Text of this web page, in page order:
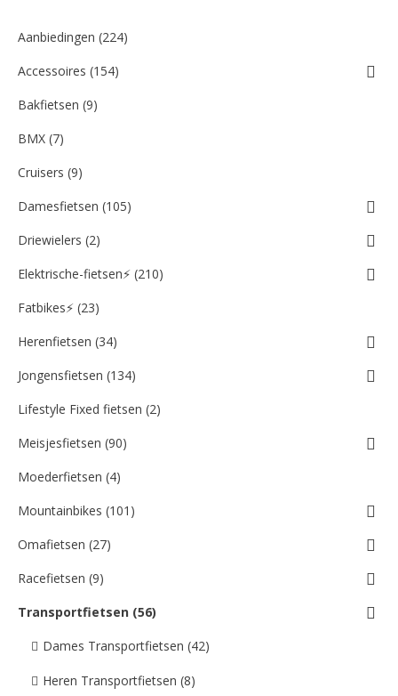
Aanbiedingen (224)
Accessoires (154)
Bakfietsen (9)
BMX (7)
Cruisers (9)
Damesfietsen (105)
Driewielers (2)
Elektrische-fietsen⚡ (210)
Fatbikes⚡ (23)
Herenfietsen (34)
Jongensfietsen (134)
Lifestyle Fixed fietsen (2)
Meisjesfietsen (90)
Moederfietsen (4)
Mountainbikes (101)
Omafietsen (27)
Racefietsen (9)
Transportfietsen (56)
Dames Transportfietsen (42)
Heren Transportfietsen (8)